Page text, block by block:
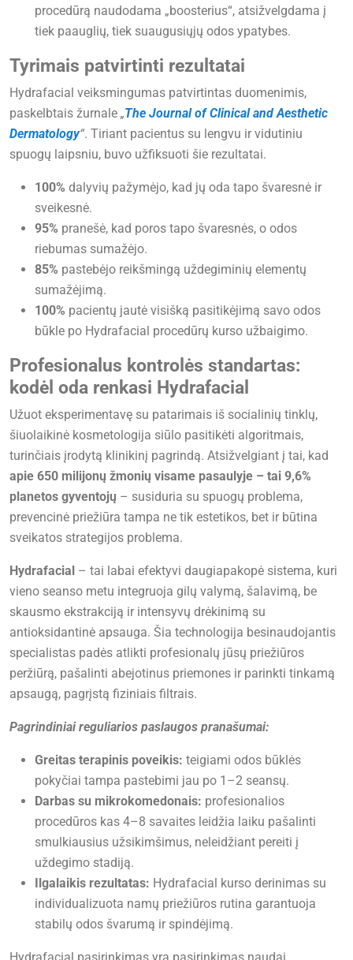
procedūrą naudodama „boosterius“, atsižvelgdama į
tiek paauglių, tiek suaugusiųjų odos ypatybes.
Tyrimais patvirtinti rezultatai
Hydrafacial veiksmingumas patvirtintas duomenimis,
paskelbtais žurnale „The Journal of Clinical and Aesthetic
Dermatology“. Tiriant pacientus su lengvu ir vidutiniu
spuogų laipsniu, buvo užfiksuoti šie rezultatai.
100% dalyvių pažymėjo, kad jų oda tapo švaresnė ir
sveikesnė.
95% pranešė, kad poros tapo švaresnės, o odos
riebumas sumažėjo.
85% pastebėjo reikšmingą uždegiminių elementų
sumažėjimą.
100% pacientų jautė visišką pasitikėjimą savo odos
būkle po Hydrafacial procedūrų kurso užbaigimo.
Profesionalus kontrolės standartas:
kodėl oda renkasi Hydrafacial
Užuot eksperimentavę su patarimais iš socialinių tinklų,
šiuolaikinė kosmetologija siūlo pasitikėti algoritmais,
turinčiais įrodytą klinikinį pagrindą. Atsižvelgiant į tai, kad
apie 650 milijonų žmonių visame pasaulyje – tai 9,6%
planetos gyventojų – susiduria su spuogų problema,
prevencinė priežiūra tampa ne tik estetikos, bet ir būtina
sveikatos strategijos problema.
Hydrafacial – tai labai efektyvi daugiapakopė sistema, kuri
vieno seanso metu integruoja gilų valymą, šalavimą, be
skausmo ekstrakciją ir intensyvų drėkinimą su
antioksidantinė apsauga. Šia technologija besinaudojantis
specialistas padės atlikti profesionalų jūsų priežiūros
peržiūrą, pašalinti abejotinus priemones ir parinkti tinkamą
apsaugą, pagrįstą fiziniais filtrais.
Pagrindiniai reguliarios paslaugos pranašumai:
Greitas terapinis poveikis: teigiami odos būklės
pokyčiai tampa pastebimi jau po 1–2 seansų.
Darbas su mikrokomedonais: profesionalios
procedūros kas 4–8 savaites leidžia laiku pašalinti
smulkiausius užsikimšimus, neleidžiant pereiti į
uždegimo stadiją.
Ilgalaikis rezultatas: Hydrafacial kurso derinimas su
individualizuota namų priežiūros rutina garantuoja
stabilų odos švarumą ir spindėjimą.